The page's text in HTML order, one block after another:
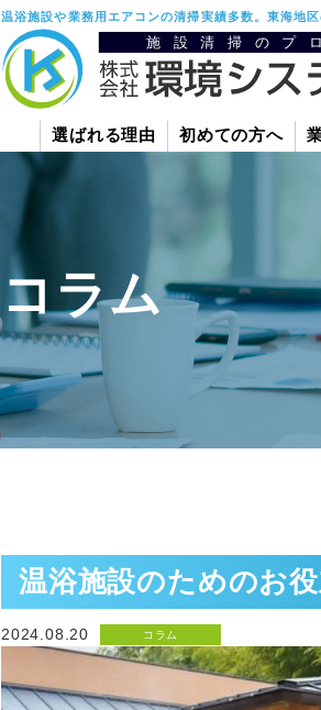
温浴施設や業務用エアコンの清掃実績多数。東海地
選ばれる理由 初めての方へ
コラム
温浴施設のためのお
2024.08.20 コラム